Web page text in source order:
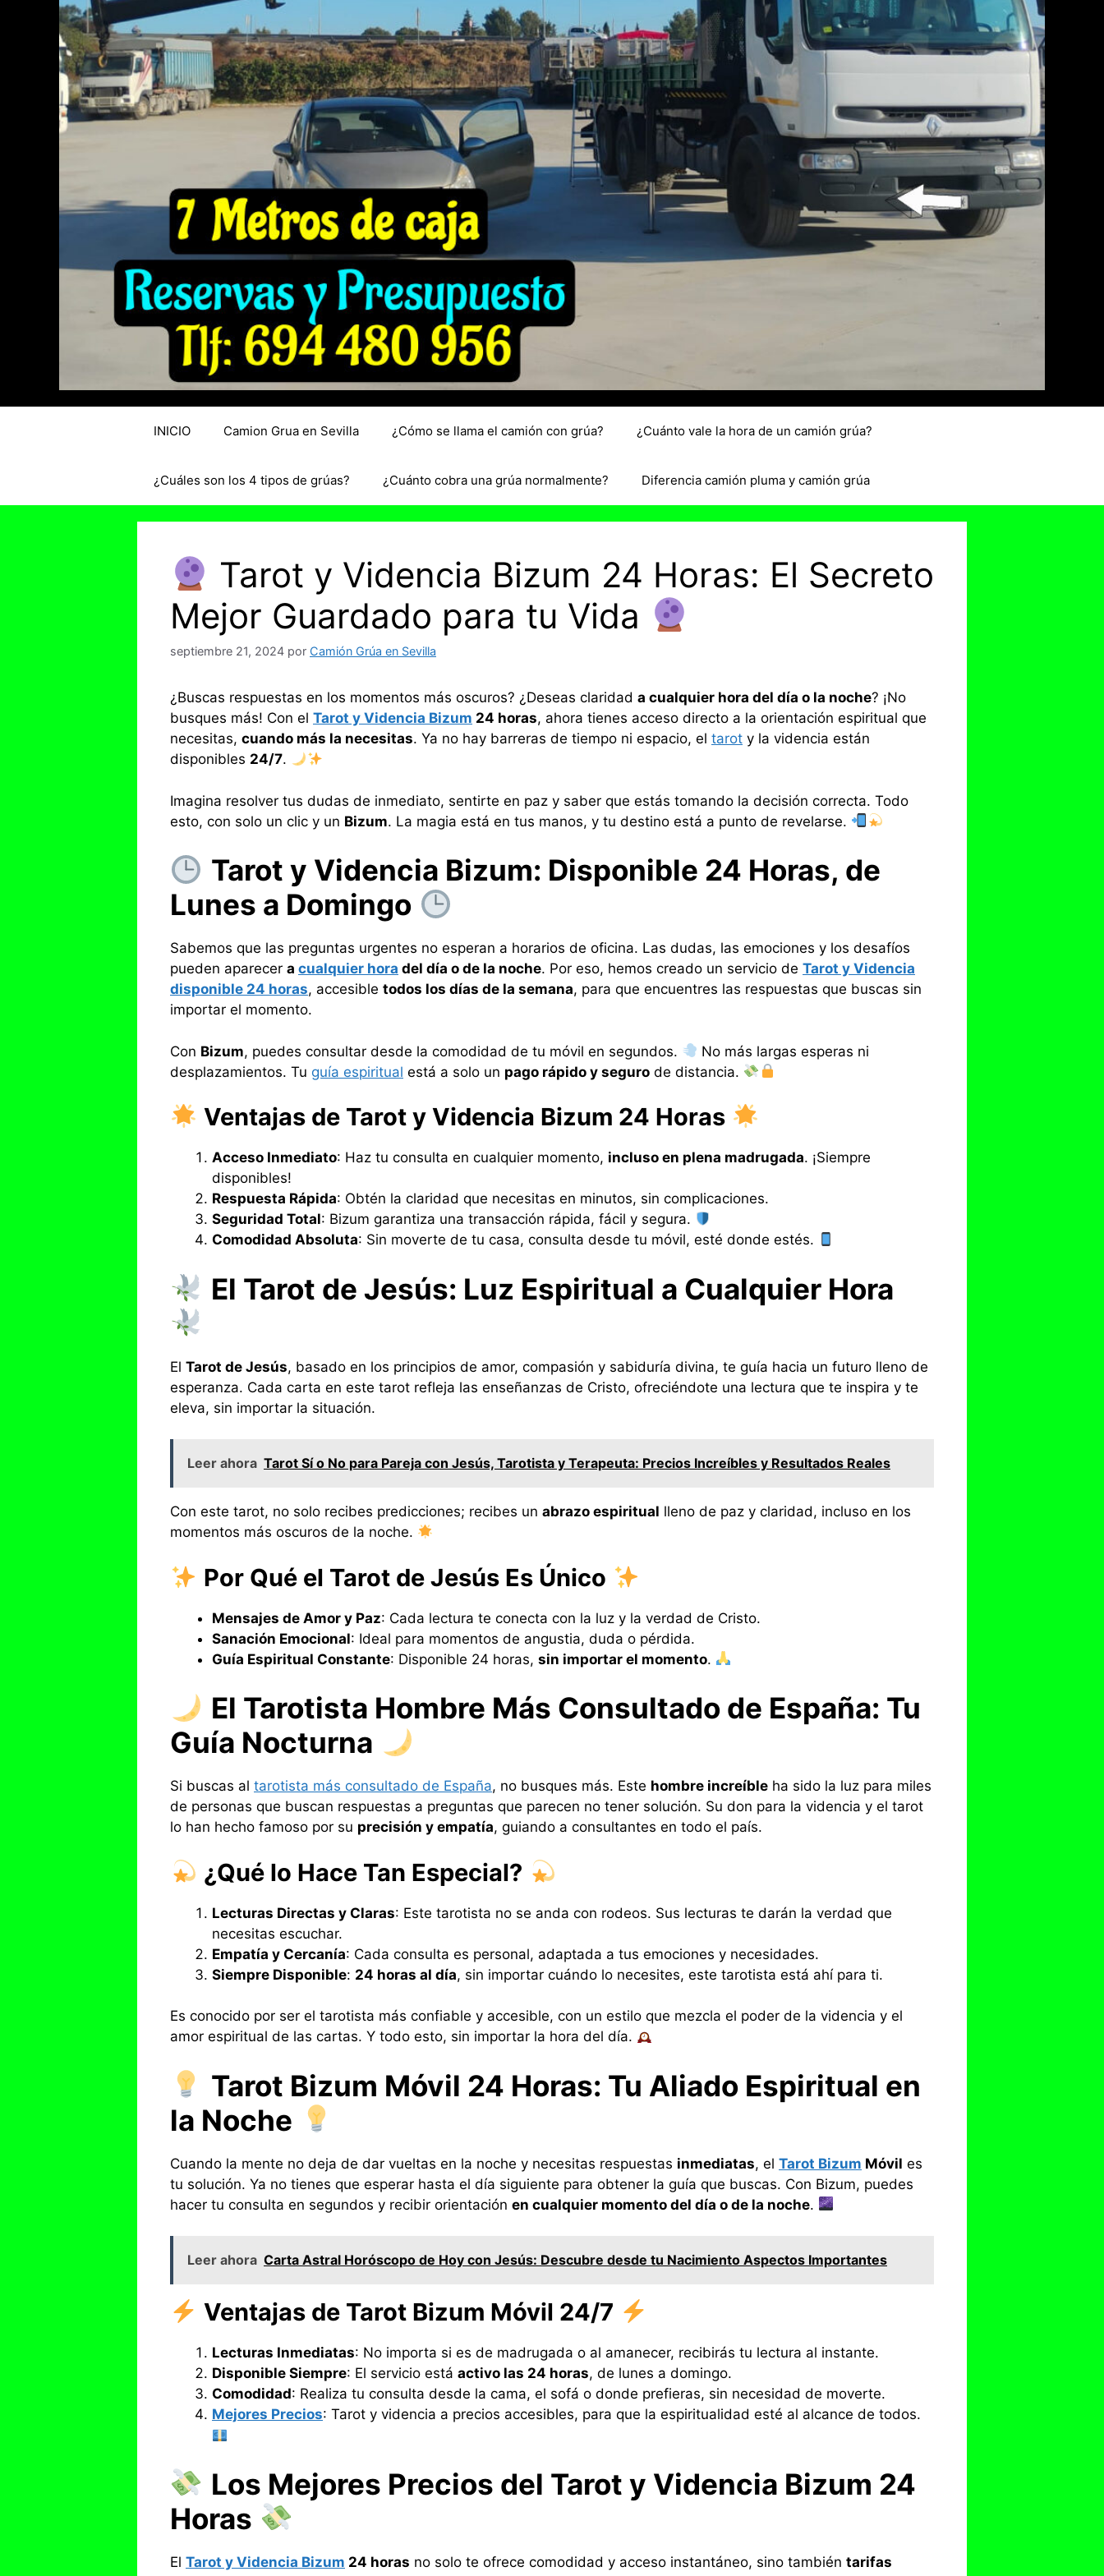
INICIO Camion Grua en Sevilla ¿Cómo se llama el camión con grúa? ¿Cuánto vale la hora de un camión grúa?
¿Cuáles son los 4 tipos de grúas? ¿Cuánto cobra una grúa normalmente? Diferencia camión pluma y camión grúa
Tarot y Videncia Bizum 24 Horas: El Secreto
Mejor Guardado para tu Vida
septiembre 21, 2024 por Camión Grúa en Sevilla
¿Buscas respuestas en los momentos más oscuros? ¿Deseas claridad a cualquier hora del día o la noche? ¡No
busques más! Con el Tarot y Videncia Bizum 24 horas, ahora tienes acceso directo a la orientación espiritual que
necesitas, cuando más la necesitas. Ya no hay barreras de tiempo ni espacio, el tarot y la videncia están
disponibles 24/7.
Imagina resolver tus dudas de inmediato, sentirte en paz y saber que estás tomando la decisión correcta. Todo
esto, con solo un clic y un Bizum. La magia está en tus manos, y tu destino está a punto de revelarse.
Tarot y Videncia Bizum: Disponible 24 Horas, de
Lunes a Domingo
Sabemos que las preguntas urgentes no esperan a horarios de oficina. Las dudas, las emociones y los desafíos
pueden aparecer a cualquier hora del día o de la noche. Por eso, hemos creado un servicio de Tarot y Videncia
disponible 24 horas, accesible todos los días de la semana, para que encuentres las respuestas que buscas sin
importar el momento.
Con Bizum, puedes consultar desde la comodidad de tu móvil en segundos.
No más largas esperas ni
desplazamientos. Tu guía espiritual está a solo un pago rápido y seguro de distancia.
Ventajas de Tarot y Videncia Bizum 24 Horas
Acceso Inmediato: Haz tu consulta en cualquier momento, incluso en plena madrugada. ¡Siempre
disponibles!
Respuesta Rápida: Obtén la claridad que necesitas en minutos, sin complicaciones.
Seguridad Total: Bizum garantiza una transacción rápida, fácil y segura.
Comodidad Absoluta: Sin moverte de tu casa, consulta desde tu móvil, esté donde estés.
El Tarot de Jesús: Luz Espiritual a Cualquier Hora
El Tarot de Jesús, basado en los principios de amor, compasión y sabiduría divina, te guía hacia un futuro lleno de
esperanza. Cada carta en este tarot refleja las enseñanzas de Cristo, ofreciéndote una lectura que te inspira y te
eleva, sin importar la situación.
Leer ahora Tarot Sí o No para Pareja con Jesús, Tarotista y Terapeuta: Precios Increíbles y Resultados Reales
Con este tarot, no solo recibes predicciones; recibes un abrazo espiritual lleno de paz y claridad, incluso en los
momentos más oscuros de la noche.
Por Qué el Tarot de Jesús Es Único
Mensajes de Amor y Paz: Cada lectura te conecta con la luz y la verdad de Cristo.
Sanación Emocional: Ideal para momentos de angustia, duda o pérdida.
Guía Espiritual Constante: Disponible 24 horas, sin importar el momento.
El Tarotista Hombre Más Consultado de España: Tu
Guía Nocturna
Si buscas al tarotista más consultado de España, no busques más. Este hombre increíble ha sido la luz para miles
de personas que buscan respuestas a preguntas que parecen no tener solución. Su don para la videncia y el tarot
lo han hecho famoso por su precisión y empatía, guiando a consultantes en todo el país.
¿Qué lo Hace Tan Especial?
Lecturas Directas y Claras: Este tarotista no se anda con rodeos. Sus lecturas te darán la verdad que
necesitas escuchar.
Empatía y Cercanía: Cada consulta es personal, adaptada a tus emociones y necesidades.
Siempre Disponible: 24 horas al día, sin importar cuándo lo necesites, este tarotista está ahí para ti.
Es conocido por ser el tarotista más confiable y accesible, con un estilo que mezcla el poder de la videncia y el
amor espiritual de las cartas. Y todo esto, sin importar la hora del día.
Tarot Bizum Móvil 24 Horas: Tu Aliado Espiritual en
la Noche
Cuando la mente no deja de dar vueltas en la noche y necesitas respuestas inmediatas, el Tarot Bizum Móvil es
tu solución. Ya no tienes que esperar hasta el día siguiente para obtener la guía que buscas. Con Bizum, puedes
hacer tu consulta en segundos y recibir orientación en cualquier momento del día o de la noche.
Leer ahora Carta Astral Horóscopo de Hoy con Jesús: Descubre desde tu Nacimiento Aspectos Importantes
Ventajas de Tarot Bizum Móvil 24/7
Lecturas Inmediatas: No importa si es de madrugada o al amanecer, recibirás tu lectura al instante.
Disponible Siempre: El servicio está activo las 24 horas, de lunes a domingo.
Comodidad: Realiza tu consulta desde la cama, el sofá o donde prefieras, sin necesidad de moverte.
Mejores Precios: Tarot y videncia a precios accesibles, para que la espiritualidad esté al alcance de todos.
Los Mejores Precios del Tarot y Videncia Bizum 24
Horas
El Tarot y Videncia Bizum 24 horas no solo te ofrece comodidad y acceso instantáneo, sino también tarifas